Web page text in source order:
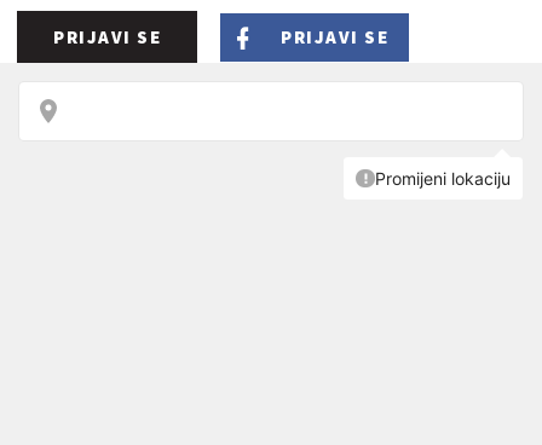
PRIJAVI SE PRIJAVI SE